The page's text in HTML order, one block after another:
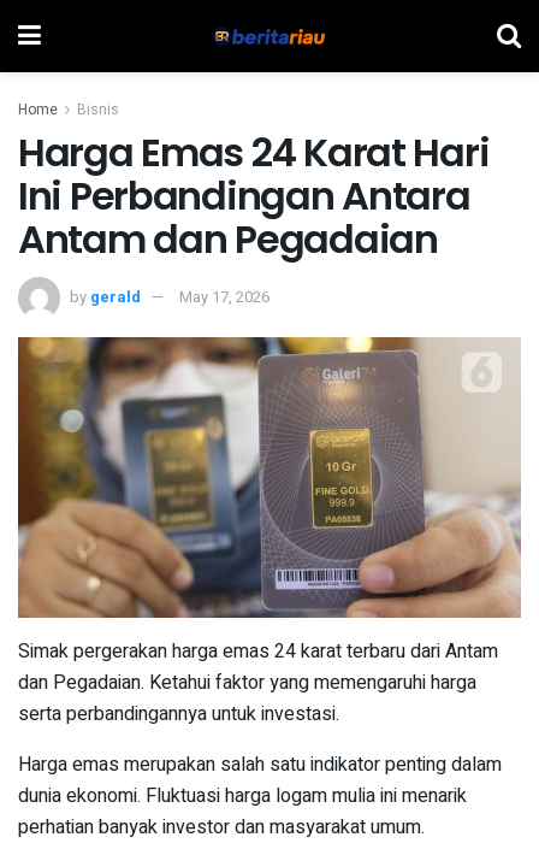
Home Bisnis
Harga Emas 24 Karat Hari
Ini Perbandingan Antara
Antam dan Pegadaian
by gerald May 17, 2026
Simak pergerakan harga emas 24 karat terbaru dari Antam
dan Pegadaian. Ketahui faktor yang memengaruhi harga
serta perbandingannya untuk investasi.
Harga emas merupakan salah satu indikator penting dalam
dunia ekonomi. Fluktuasi harga logam mulia ini menarik
perhatian banyak investor dan masyarakat umum.